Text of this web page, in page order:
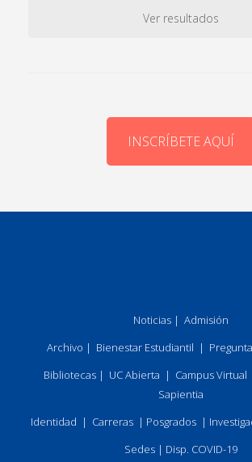
Ver resultados
INSCRÍBETE AQUÍ
Noticias | Admisión
Archivo | Bienestar Estudiantil |
Bibliotecas| UC Abierta | Campus Virtual
Sapientia
Identidad | Carreras | Posgrados |
Sedes | Disp. COVID-19